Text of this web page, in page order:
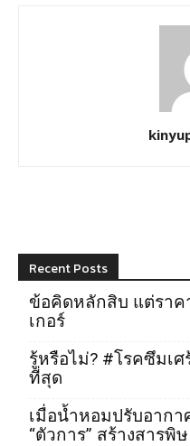
Recent Posts
ข้อคิดหลักสิบ แต่ราค
เกอร์
รู้หรือไม่? #โรคซึมเ
ที่สุด
เมื่อน้ำหอมปรับอาก
“ตัวการ” สร้างสารพิ